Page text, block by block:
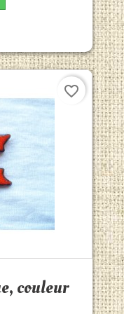
couleur
favorite_border